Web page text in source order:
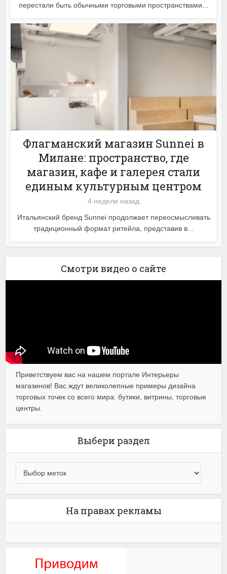
перестали быть обычными торговыми пространствами...
Флагманский магазин Sunnei в
Милане: пространство, где
магазин, кафе и галерея стали
единым культурным центром
4 недели назад
Итальянский бренд Sunnei продолжает переосмысливать
традиционный формат ритейла, представив в...
Смотри видео о сайте
Приветствуем вас на нашем портале Интерьеры
магазинов! Вас ждут великолепные примеры дизайна
торговых точек со всего мира: бутики, витрины, торговые
центры.
Выбери раздел
На правах рекламы